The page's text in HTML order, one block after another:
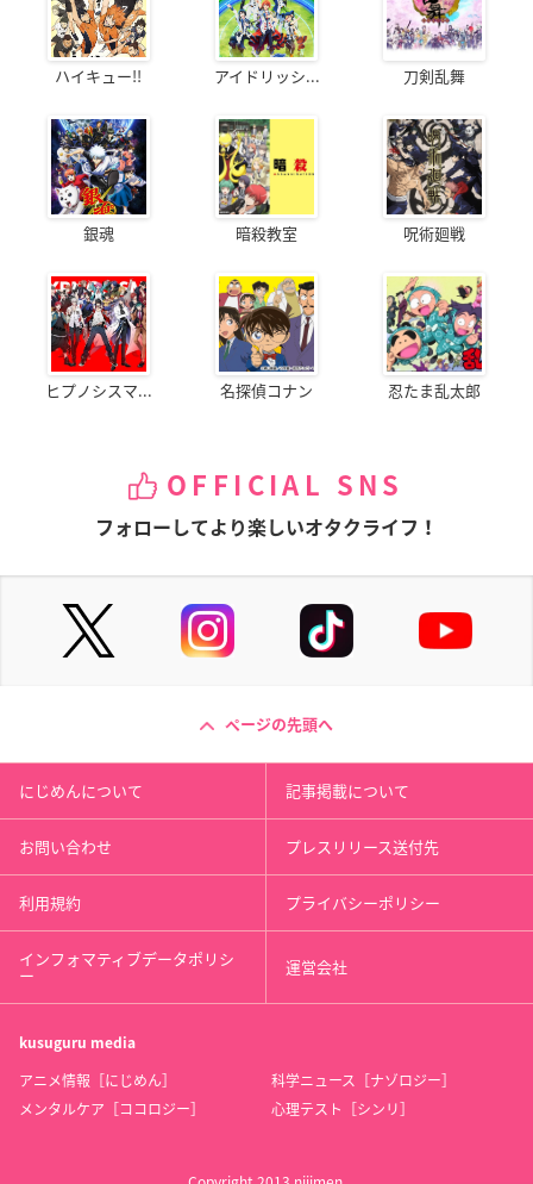
ハイキュー!! アイドリッシ... 刀剣乱舞
銀魂 暗殺教室 呪術廻戦
ヒプノシスマ... 名探偵コナン 忍たま乱太郎
OFFICIAL SNS
フォローしてより楽しいオタクライフ！
ページの先頭へ
にじめんについて 記事掲載について
お問い合わせ プレスリリース送付先
利用規約 プライバシーポリシー
インフォマティブデータポリシ
ー 運営会社
kusuguru media
アニメ情報［にじめん］
科学ニュース［ナゾロジー］
メンタルケア［ココロジー］
心理テスト［シンリ］